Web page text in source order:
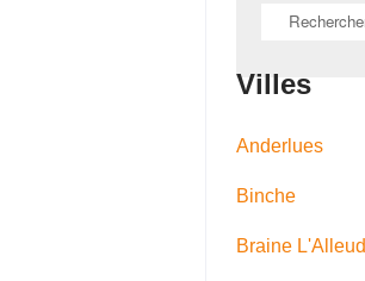
Villes
Anderlues
Binche
Braine L'Alleud